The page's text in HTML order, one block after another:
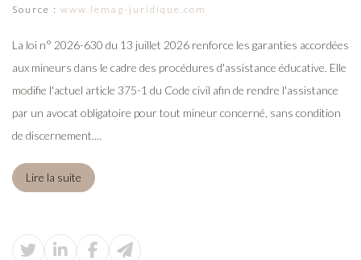
Source : www.lemag-juridique.com
La loi n° 2026-630 du 13 juillet 2026 renforce les garanties accordées
aux mineurs dans le cadre des procédures d'assistance éducative. Elle
modifie l'actuel article 375-1 du Code civil afin de rendre l'assistance
par un avocat obligatoire pour tout mineur concerné, sans condition
de discernement....
Lire la suite